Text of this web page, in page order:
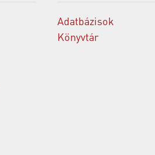
Adatbázisok
Könyvtár